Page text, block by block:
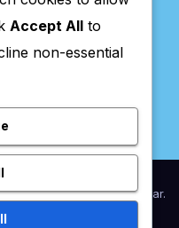
NewsupbyThemeansar.
Accept All to
non-essential